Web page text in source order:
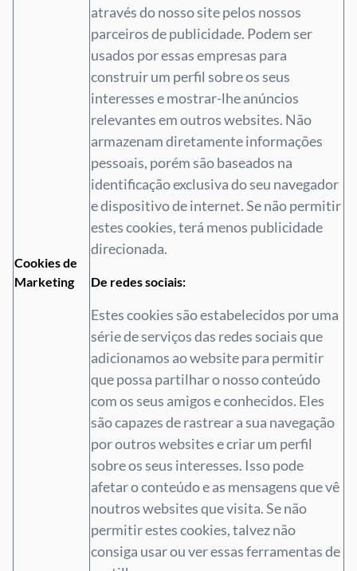
Cookies de
Marketing
através do nosso site pelos nossos
parceiros de publicidade. Podem ser
usados por essas empresas para
construir um perfil sobre os seus
interesses e mostrar-lhe anúncios
relevantes em outros websites. Não
armazenam diretamente informações
pessoais, porém são baseados na
identificação exclusiva do seu navegador
e dispositivo de internet. Se não permitir
estes cookies, terá menos publicidade
direcionada.
De redes sociais:
Estes cookies são estabelecidos por uma
série de serviços das redes sociais que
adicionamos ao website para permitir
que possa partilhar o nosso conteúdo
com os seus amigos e conhecidos. Eles
são capazes de rastrear a sua navegação
por outros websites e criar um perfil
sobre os seus interesses. Isso pode
afetar o conteúdo e as mensagens que vê
noutros websites que visita. Se não
permitir estes cookies, talvez não
consiga usar ou ver essas ferramentas de